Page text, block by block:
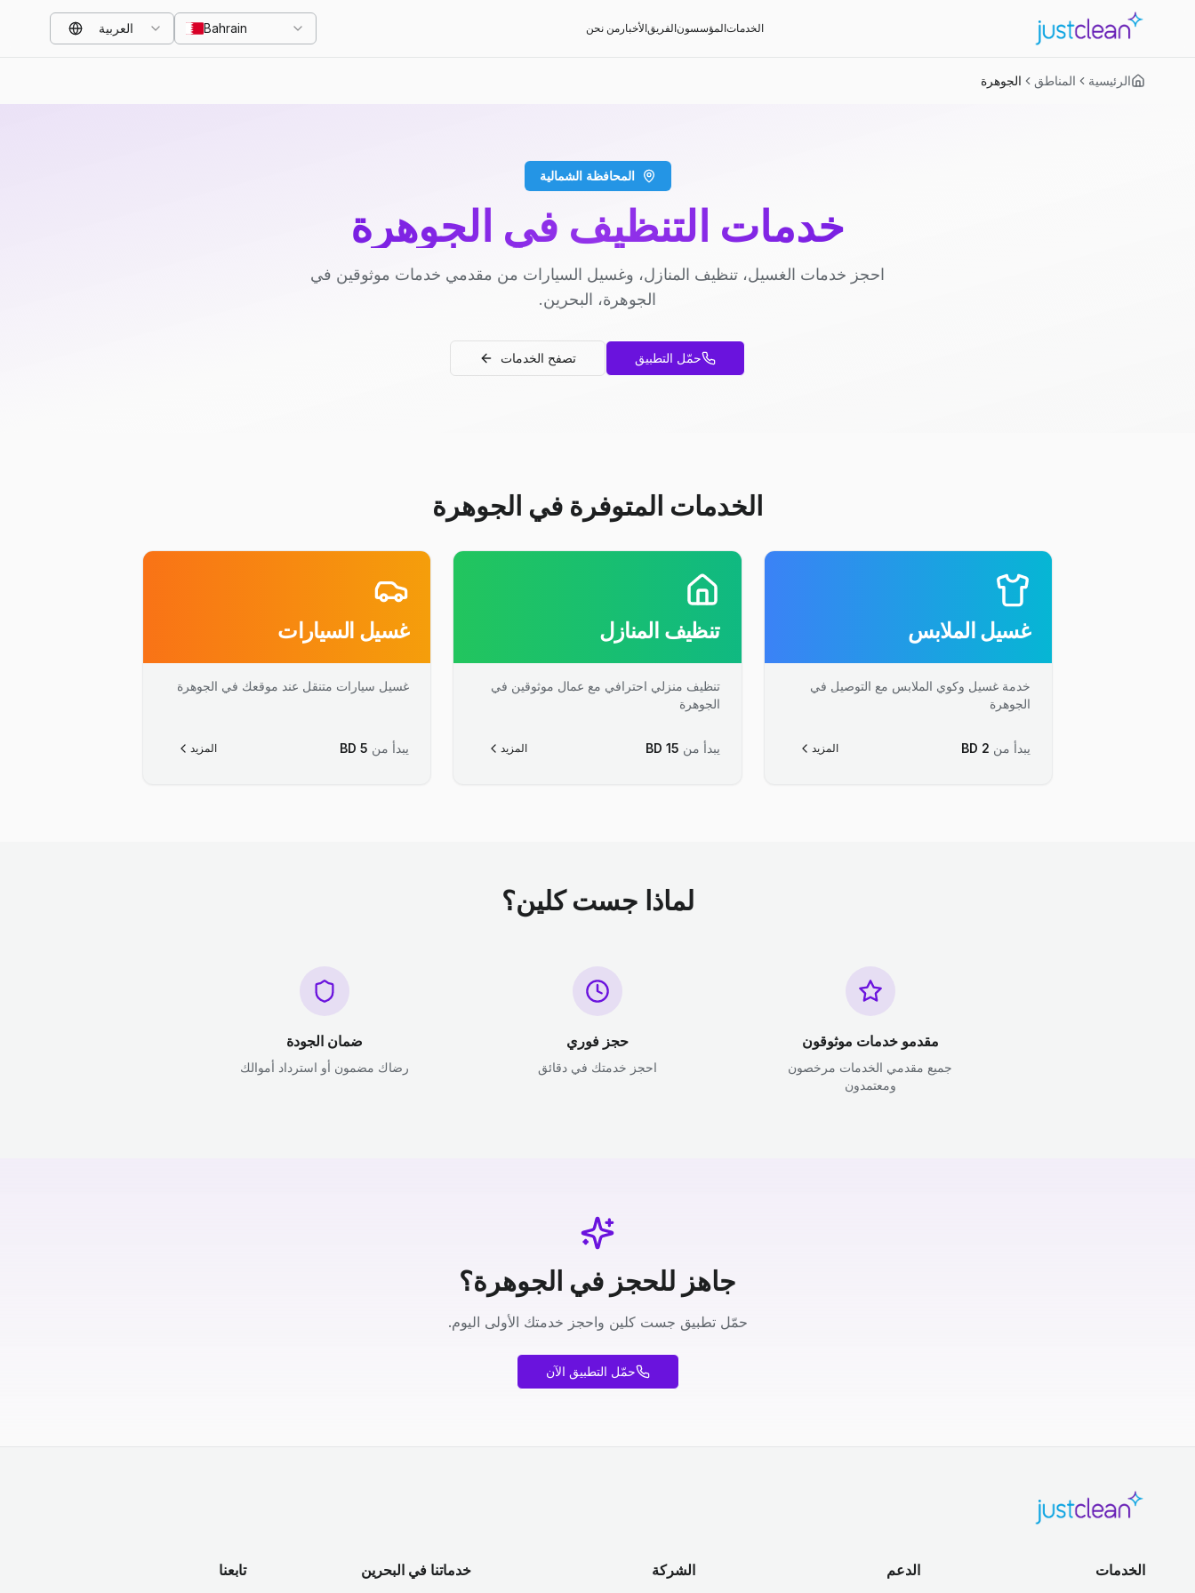
الخدماتالمؤسسونالفريقالأخبار من نحن Bahrain العربية
الرئيسية المناطق الجوهرة
المحافظة الشمالية
خدمات التنظيف في الجوهرة
احجز خدمات الغسيل، تنظيف المنازل، وغسيل السيارات من مقدمي خدمات موثوقين في
الجوهرة، البحرين.
حمّل التطبيق تصفح الخدمات
الخدمات المتوفرة في الجوهرة
غسيل الملابس
خدمة غسيل وكوي الملابس مع التوصيل في
الجوهرة
يبدأ من BD 2 المزيد
تنظيف المنازل
تنظيف منزلي احترافي مع عمال موثوقين في
الجوهرة
يبدأ من BD 15 المزيد
غسيل السيارات
غسيل سيارات متنقل عند موقعك في الجوهرة
يبدأ من BD 5 المزيد
لماذا جست كلين؟
مقدمو خدمات موثوقون
جميع مقدمي الخدمات مرخصون
ومعتمدون
حجز فوري
احجز خدمتك في دقائق
ضمان الجودة
رضاك مضمون أو استرداد أموالك
جاهز للحجز في الجوهرة؟
حمّل تطبيق جست كلين واحجز خدمتك الأولى اليوم.
حمّل التطبيق الآن
الخدمات الدعم الشركة خدماتنا في البحرين تابعنا